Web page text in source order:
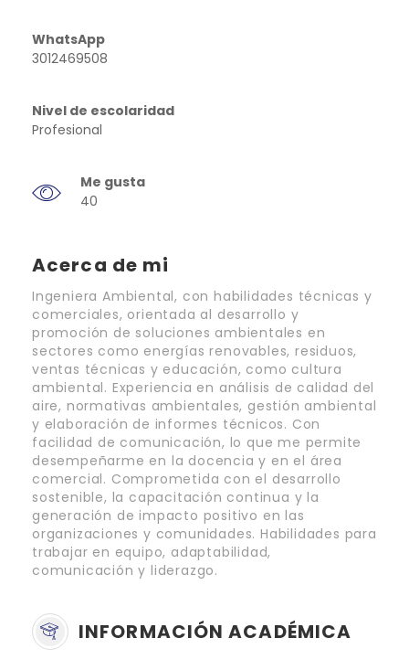
WhatsApp
3012469508
Nivel de escolaridad
Profesional
Me gusta
40
Acerca de mi
Ingeniera Ambiental, con habilidades técnicas y
comerciales, orientada al desarrollo y
promoción de soluciones ambientales en
sectores como energías renovables, residuos,
ventas técnicas y educación, como cultura
ambiental. Experiencia en análisis de calidad del
aire, normativas ambientales, gestión ambiental
y elaboración de informes técnicos. Con
facilidad de comunicación, lo que me permite
desempeñarme en la docencia y en el área
comercial. Comprometida con el desarrollo
sostenible, la capacitación continua y la
generación de impacto positivo en las
organizaciones y comunidades. Habilidades para
trabajar en equipo, adaptabilidad,
comunicación y liderazgo.
INFORMACIÓN ACADÉMICA